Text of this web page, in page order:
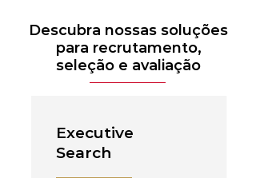
Descubra nossas soluções
para recrutamento,
seleção e avaliação
Executive
Search